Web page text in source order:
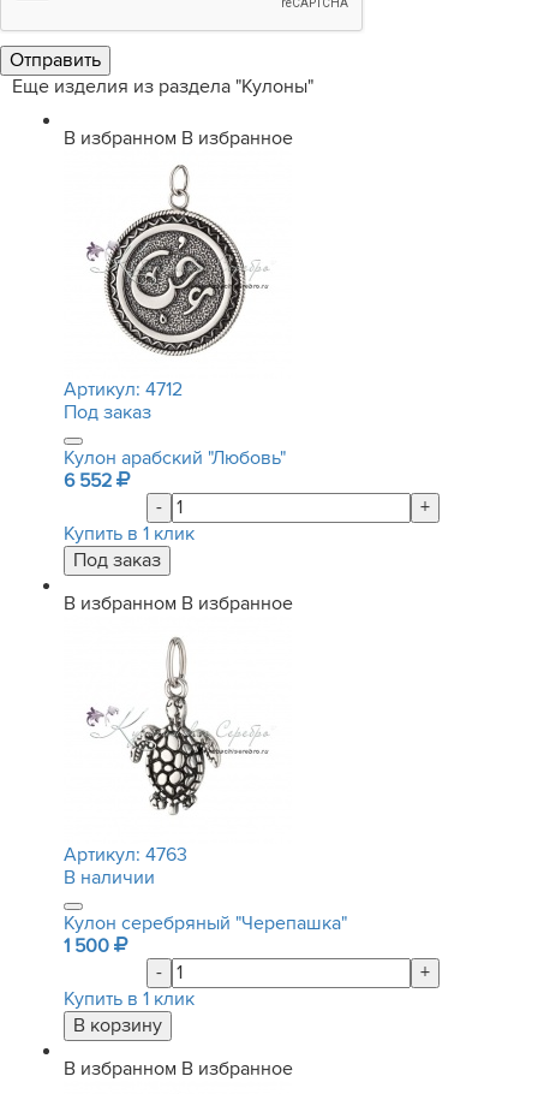
Еще изделия из раздела "Кулоны"
В избранном В избранное
Артикул: 4712
Под заказ
Кулон арабский "Любовь"
6 552
-
+
Купить в 1 клик
В избранном В избранное
Артикул: 4763
В наличии
Кулон серебряный "Черепашка"
1 500
-
+
Купить в 1 клик
В избранном В избранное